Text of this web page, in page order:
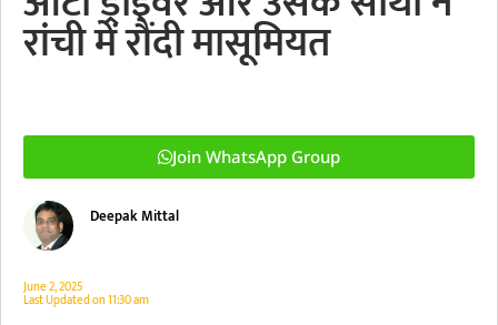
रांची में रौंदी मासूमियत
Join WhatsApp Group
Deepak Mittal
June 2, 2025
Last Updated on11:30 am